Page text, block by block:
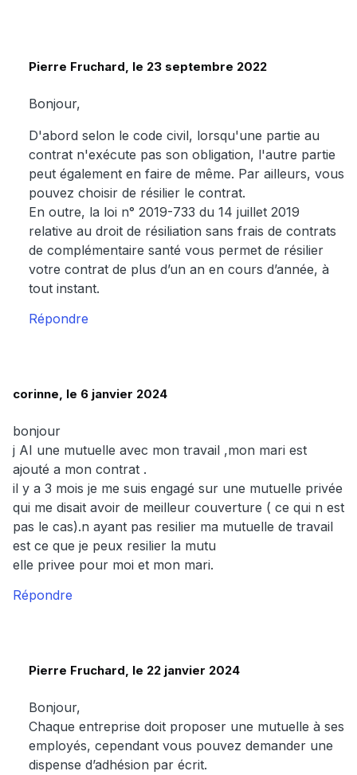
Pierre Fruchard, le 23 septembre 2022
Bonjour,
D'abord selon le code civil, lorsqu'une partie au
contrat n'exécute pas son obligation, l'autre partie
peut également en faire de même. Par ailleurs, vous
pouvez choisir de résilier le contrat.
En outre, la loi n° 2019-733 du 14 juillet 2019
relative au droit de résiliation sans frais de contrats
de complémentaire santé vous permet de résilier
votre contrat de plus d’un an en cours d’année, à
tout instant.
Répondre
corinne, le 6 janvier 2024
bonjour
j AI une mutuelle avec mon travail ,mon mari est
ajouté a mon contrat .
il y a 3 mois je me suis engagé sur une mutuelle privée
qui me disait avoir de meilleur couverture ( ce qui n est
pas le cas).n ayant pas resilier ma mutuelle de travail
est ce que je peux resilier la mutu
elle privee pour moi et mon mari.
Répondre
Pierre Fruchard, le 22 janvier 2024
Bonjour,
Chaque entreprise doit proposer une mutuelle à ses
employés, cependant vous pouvez demander une
dispense d’adhésion par écrit.